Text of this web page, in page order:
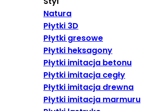
Natura
Płytki 3D
Płytki gresowe
Płytki heksagony
Płytki imitacja betonu
Płytki imitacja cegły
Płytki imitacja drewna
Płytki imitacja marmuru